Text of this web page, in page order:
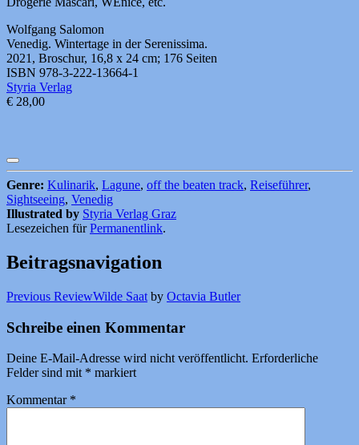
Wolfgang Salomon
Venedig. Wintertage in der Serenissima.
2021, Broschur, 16,8 x 24 cm; 176 Seiten
ISBN 978-3-222-13664-1
Styria Verlag
€ 28,00
Genre: Kulinarik, Lagune, off the beaten track, Reiseführer,
Sightseeing, Venedig
Illustrated by Styria Verlag Graz
Lesezeichen fürPermanentlink.
Beitragsnavigation
Previous ReviewWilde Saat by Octavia Butler
Schreibe einen Kommentar
Deine E-Mail-Adresse wird nicht veröffentlicht. Erforderliche
Felder sind mit * markiert
Kommentar *